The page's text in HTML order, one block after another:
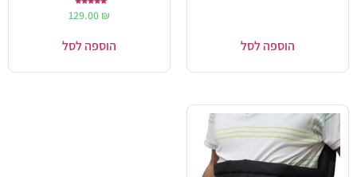
הוספה לסל
5.00
129.00 ₪
הוספה לסל